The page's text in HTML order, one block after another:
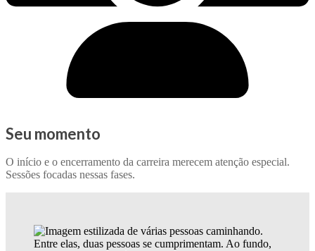
Seu momento
O início e o encerramento da carreira merecem atenção especial.
Sessões focadas nessas fases.